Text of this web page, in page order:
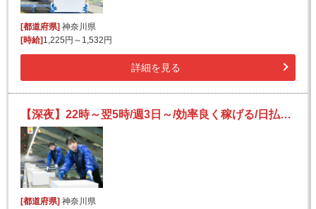
[都道府県]神奈川県
[時給]1,225円～1,532円
詳細を見る
【深夜】22時～翌5時/週3日～/効率良く稼げる/日払いOK(規定有)/副業可/未経験歓迎
[都道府県] 神奈川県